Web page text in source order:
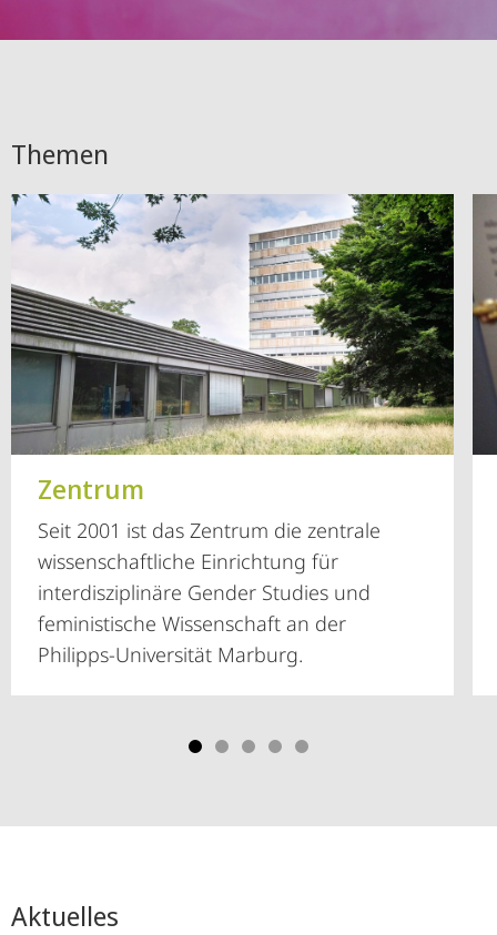
Themen
Zentrum
Seit 2001 ist das Zentrum die zentrale
wissenschaftliche Einrichtung für
interdisziplinäre Gender Studies und
feministische Wissenschaft an der
Philipps-Universität Marburg.
Aktuelles